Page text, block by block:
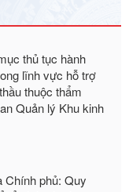
thủ tục hành
lĩnh vực hỗ trợ
thuộc thẩm
Quản lý Khu kinh
phủ: Quy
tổ chức, hướng